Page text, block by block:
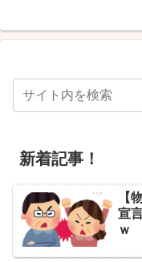
新着記事！
【
宣
ｗ